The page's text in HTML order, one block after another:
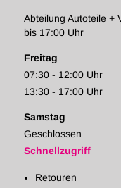
Abteilung Autoteile +
bis 17:00 Uhr
Freitag
07:30 - 12:00 Uhr
13:30 - 17:00 Uhr
Samstag
Geschlossen
Schnellzugriff
Retouren